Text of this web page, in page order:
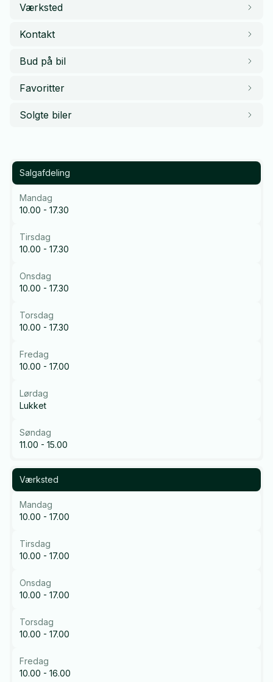
Værksted
Kontakt
Bud på bil
Favoritter
Solgte biler
Salgafdeling
Mandag
10.00 - 17.30
Tirsdag
10.00 - 17.30
Onsdag
10.00 - 17.30
Torsdag
10.00 - 17.30
Fredag
10.00 - 17.00
Lørdag
Lukket
Søndag
11.00 - 15.00
Værksted
Mandag
10.00 - 17.00
Tirsdag
10.00 - 17.00
Onsdag
10.00 - 17.00
Torsdag
10.00 - 17.00
Fredag
10.00 - 16.00